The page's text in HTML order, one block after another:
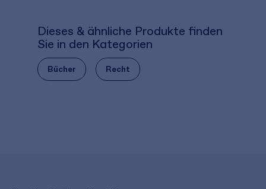
Dieses & ähnliche Produkte finden
Sie in den Kategorien
Bücher Recht